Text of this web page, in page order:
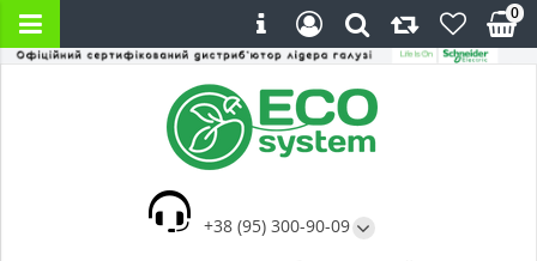
+38 (95) 300-90-09
0